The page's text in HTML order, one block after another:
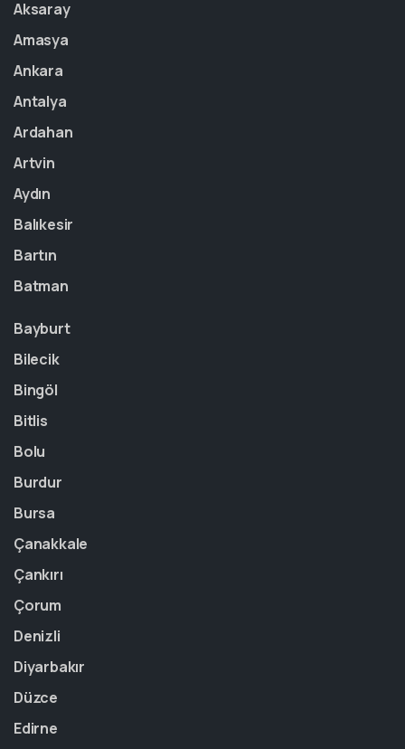
Aksaray
Amasya
Ankara
Antalya
Ardahan
Artvin
Aydın
Balıkesir
Bartın
Batman
Bayburt
Bilecik
Bingöl
Bitlis
Bolu
Burdur
Bursa
Çanakkale
Çankırı
Çorum
Denizli
Diyarbakır
Düzce
Edirne